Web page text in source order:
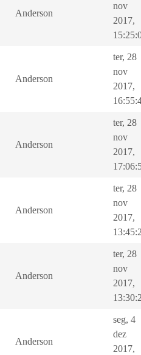
Anderson
nov
2017,
Anderson
ter, 28
nov
2017,
Anderson
ter, 28
nov
2017,
Anderson
ter, 28
nov
2017,
Anderson
ter, 28
nov
2017,
Anderson
seg, 4
dez
2017,